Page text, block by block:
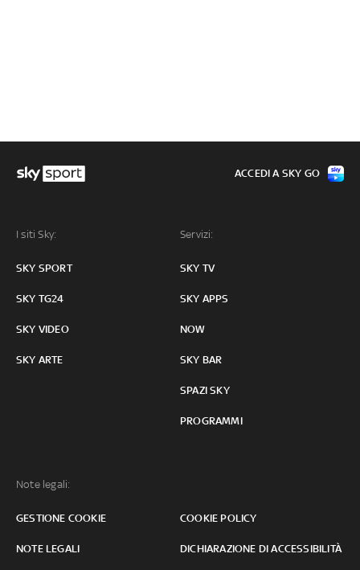
I siti Sky:
SKY SPORT
SKY TG24
SKY VIDEO
SKY ARTE
Servizi:
SKY TV
SKY APPS
NOW
SKY BAR
SPAZI SKY
PROGRAMMI
Note legali:
GESTIONE COOKIE COOKIE POLICY
NOTE LEGALI DICHIARAZIONE DI ACCESSIBILITÀ
ACCEDI A SKY GO